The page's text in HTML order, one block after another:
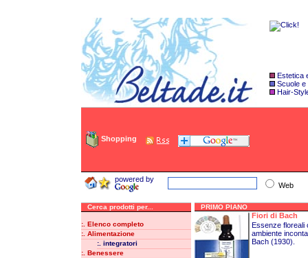
Estetica
Scuole e
Hair-
Shopping
powered by
Web
Cerca prodotti per...
:. Elenco completo
:. Alimentazione
:. integratori
:. Benessere
PRIMO PIANO
Fiori di Bach
Essenze floreali
ambiente
Bach (1930).